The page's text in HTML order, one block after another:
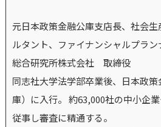
元日本政策金融公庫支店長、社会
ルタント、ファイナンシャルプラ
総合研究所株式会社 取締役
同志社大学法学部卒業後、日本政
庫）に入行。 約63,000社の中小企
従事し審査に精通する。